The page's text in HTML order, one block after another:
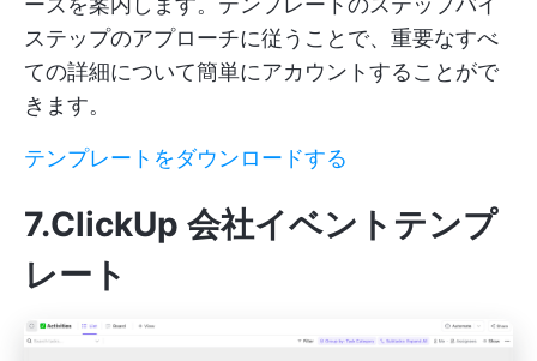
ステップのアプローチに従うことで、重要なすべ
ての詳細について簡単にアカウントすることがで
きます。
テンプレートをダウンロードする
7.ClickUp 会社イベントテンプ
レート